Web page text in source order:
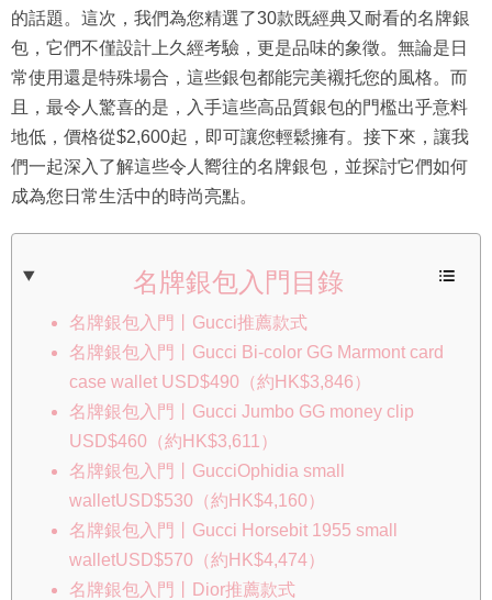
的話題。這次，我們為您精選了30款既經典又耐看的名牌銀
包，它們不僅設計上久經考驗，更是品味的象徵。無論是日
常使用還是特殊場合，這些銀包都能完美襯托您的風格。而
且，最令人驚喜的是，入手這些高品質銀包的門檻出乎意料
地低，價格從$2,600起，即可讓您輕鬆擁有。接下來，讓我
們一起深入了解這些令人嚮往的名牌銀包，並探討它們如何
成為您日常生活中的時尚亮點。
名牌銀包入門目錄
名牌銀包入門丨Gucci推薦款式
名牌銀包入門丨Gucci Bi-color GG Marmont card
case wallet USD$490（約HK$3,846）
名牌銀包入門丨Gucci Jumbo GG money clip
USD$460（約HK$3,611）
名牌銀包入門丨GucciOphidia small
walletUSD$530（約HK$4,160）
名牌銀包入門丨Gucci Horsebit 1955 small
walletUSD$570（約HK$4,474）
名牌銀包入門丨Dior推薦款式